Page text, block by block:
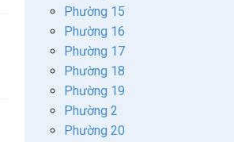
Phường 15
Phường 16
Phường 17
Phường 18
Phường 19
Phường 2
Phường 20